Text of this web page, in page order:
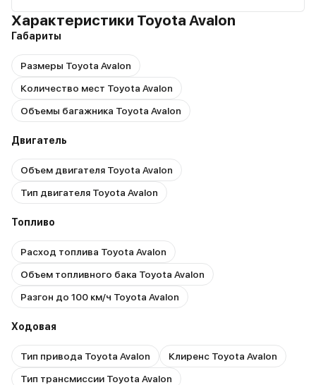
Характеристики Toyota Avalon
Габариты
Размеры Toyota Avalon
Количество мест Toyota Avalon
Объемы багажника Toyota Avalon
Двигатель
Объем двигателя Toyota Avalon
Тип двигателя Toyota Avalon
Топливо
Расход топлива Toyota Avalon
Объем топливного бака Toyota Avalon
Разгон до 100 км/ч Toyota Avalon
Ходовая
Тип привода Toyota Avalon
Клиренс Toyota Avalon
Тип трансмиссии Toyota Avalon